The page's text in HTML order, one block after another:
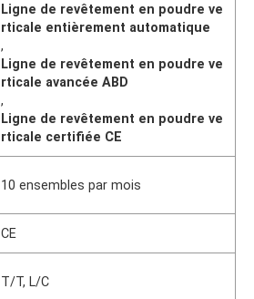
Ligne de revêtement en poudre ve
rticale entièrement automatique
,
Ligne de revêtement en poudre ve
rticale avancée ABD
,
Ligne de revêtement en poudre ve
rticale certifiée CE
10 ensembles par mois
CE
T/T, L/C